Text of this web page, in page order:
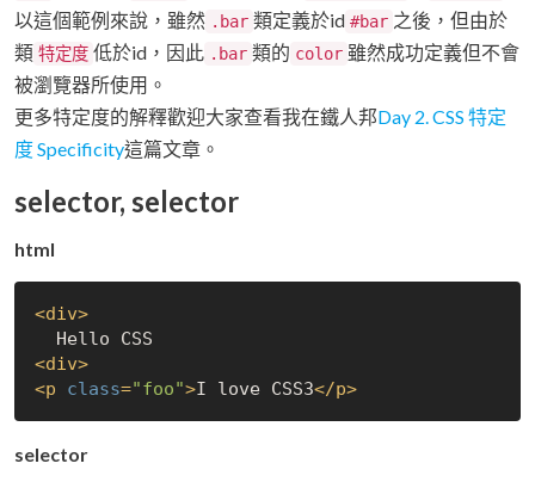
以這個範例來說，雖然 .bar 類定義於id #bar 之後，但由於
類 特定度 低於id，因此 .bar 類的 color 雖然成功定義但不會
被瀏覽器所使用。
更多特定度的解釋歡迎大家查看我在鐵人邦Day 2. CSS 特定
度 Specificity這篇文章。
selector, selector
html
<div>
<div>
<p class="foo">I love CSS3</p>
selector